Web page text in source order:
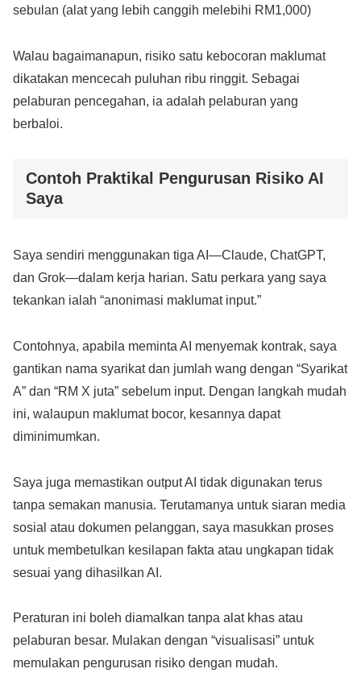
sebulan (alat yang lebih canggih melebihi RM1,000)
Walau bagaimanapun, risiko satu kebocoran maklumat
dikatakan mencecah puluhan ribu ringgit. Sebagai
pelaburan pencegahan, ia adalah pelaburan yang
berbaloi.
Contoh Praktikal Pengurusan Risiko AI
Saya
Saya sendiri menggunakan tiga AI—Claude, ChatGPT,
dan Grok—dalam kerja harian. Satu perkara yang saya
tekankan ialah “anonimasi maklumat input.”
Contohnya, apabila meminta AI menyemak kontrak, saya
gantikan nama syarikat dan jumlah wang dengan “Syarikat
A” dan “RM X juta” sebelum input. Dengan langkah mudah
ini, walaupun maklumat bocor, kesannya dapat
diminimumkan.
Saya juga memastikan output AI tidak digunakan terus
tanpa semakan manusia. Terutamanya untuk siaran media
sosial atau dokumen pelanggan, saya masukkan proses
untuk membetulkan kesilapan fakta atau ungkapan tidak
sesuai yang dihasilkan AI.
Peraturan ini boleh diamalkan tanpa alat khas atau
pelaburan besar. Mulakan dengan “visualisasi” untuk
memulakan pengurusan risiko dengan mudah.